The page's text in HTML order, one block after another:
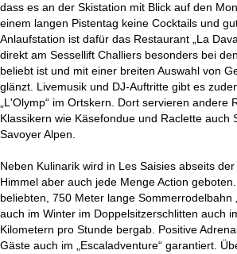
dass es an der Skistation mit Blick auf den
einem langen Pistentag keine Cocktails und
Anlaufstation ist dafür das Restaurant „La
direkt am Sessellift Challiers besonders bei
beliebt ist und mit einer breiten Auswahl von
glänzt. Livemusik und DJ-Auftritte gibt es
„L'Olymp“ im Ortskern. Dort servieren andere
Klassikern wie Käsefondue und Raclette auch
Savoyer Alpen.
Neben Kulinarik wird in Les Saisies abseits
Himmel aber auch jede Menge Action
beliebten, 750 Meter lange Sommerrodelbahn
auch im Winter im Doppelsitzerschlitten auch
Kilometern pro Stunde bergab. Positive
Gäste auch im „Escaladventure“ garantiert.